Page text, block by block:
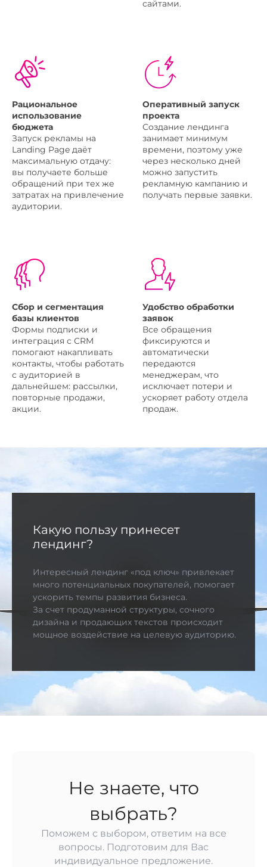
сайтами.
Рациональное
использование
бюджета
Запуск рекламы на
Landing Page даёт
максимальную отдачу:
вы получаете больше
обращений при тех же
затратах на привлечение
аудитории.
Оперативный запуск
проекта
Создание лендинга
занимает минимум
времени, поэтому уже
через несколько дней
можно запустить
рекламную кампанию и
получать первые заявки.
Сбор и сегментация
базы клиентов
Формы подписки и
интеграция с CRM
помогают накапливать
контакты, чтобы работать
с аудиторией в
дальнейшем: рассылки,
повторные продажи,
акции.
Удобство обработки
заявок
Все обращения
фиксируются и
автоматически
передаются
менеджерам, что
исключает потери и
ускоряет работу отдела
продаж.
Какую пользу принесет
лендинг?
Интересный лендинг «под ключ» привлекает
много потенциальных покупателей, помогает
ускорить темпы развития бизнеса.
За счет продуманной структуры, сочного
дизайна и продающих текстов происходит
мощное воздействие на целевую аудиторию.
можете рассчитывать на стремительную
динамику роста.
Не знаете, что
выбрать?
Поможем с выбором, ответим на все
вопросы. Подготовим для Вас
индивидуальное предложение.